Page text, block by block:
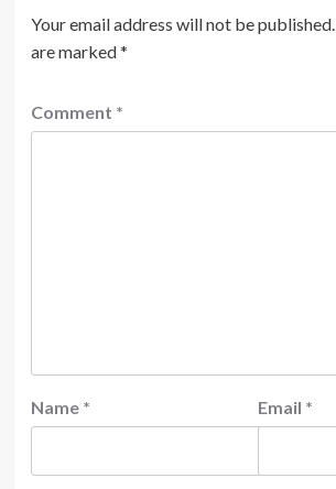
Your email address will not be published.
are marked*
Comment *
Name * Email *